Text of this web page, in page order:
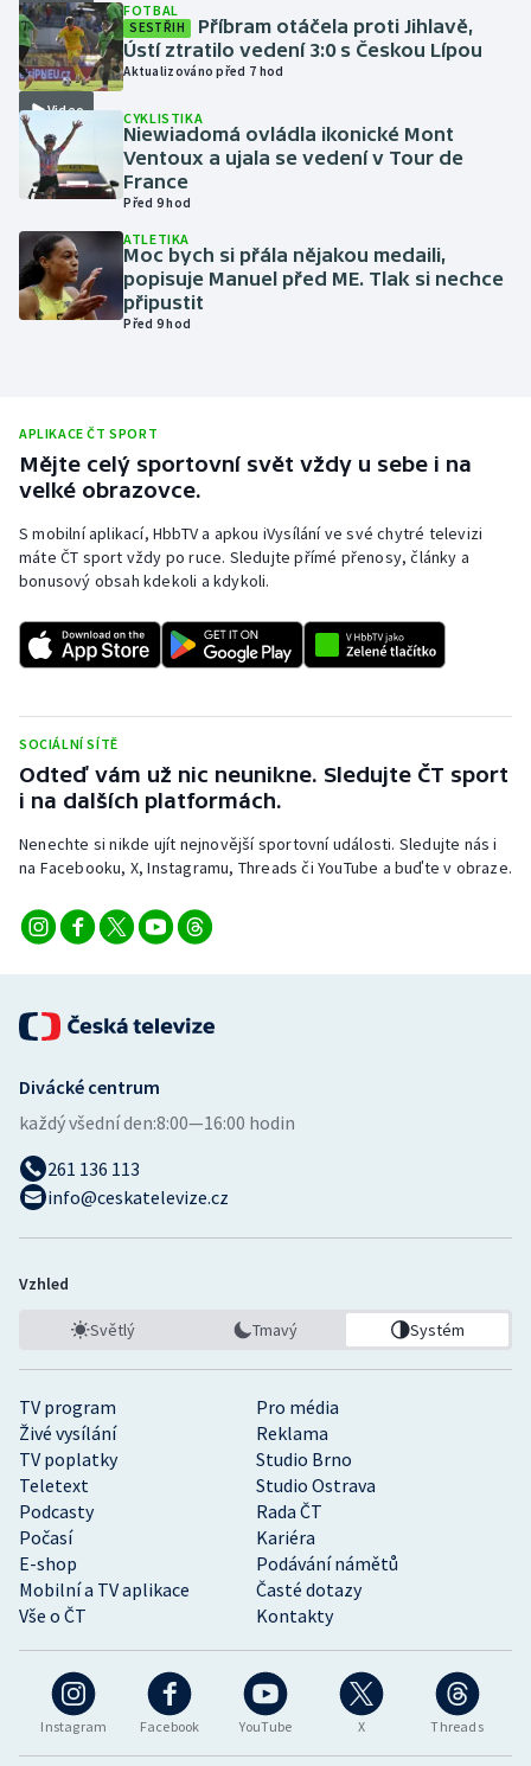
Lyže a snowboard
Moderní pětiboj
Motorsport
Olympijské hry
Parasport
Plavání
Ragby
Rychlobruslení
Rychlostní kanoistika
Sportovní střelba
Stolní tenis
Triatlon
Veslování
Volejbal
Video
FOTBAL
SESTŘIH
Příbram otáčela proti Jihlavě,
Ústí ztratilo vedení 3:0 s Českou Lípou
Aktualizováno před 7 hod
CYKLISTIKA
Niewiadomá ovládla ikonické Mont
Ventoux a ujala se vedení v Tour de
France
Před 9 hod
ATLETIKA
Moc bych si přála nějakou medaili,
popisuje Manuel před ME. Tlak si nechce
připustit
Před 9 hod
APLIKACE ČT SPORT
Mějte celý sportovní svět vždy u sebe i na
velké obrazovce.
S mobilní aplikací, HbbTV a apkou iVysílání ve své chytré televizi
máte ČT sport vždy po ruce. Sledujte přímé přenosy, články a
bonusový obsah kdekoli a kdykoli.
SOCIÁLNÍ SÍTĚ
Odteď vám už nic neunikne. Sledujte ČT sport
i na dalších platformách.
Nenechte si nikde ujít nejnovější sportovní události. Sledujte nás i
na Facebooku, X, Instagramu, Threads či YouTube a buďte v obraze.
Instagram Facebook YouTube X Threads
TV program
Pro média
Živé vysílání
Reklama
TV poplatky
Studio Brno
Teletext
Studio Ostrava
Podcasty
Rada ČT
Počasí
Kariéra
E-shop
Podávání námětů
Mobilní a TV aplikace
Časté dotazy
Vše o ČT
Kontakty
Divácké centrum
každý všední den:8:00—16:00 hodin
261 136 113
info@ceskatelevize.cz
Vzhled
Světlý Tmavý Systém